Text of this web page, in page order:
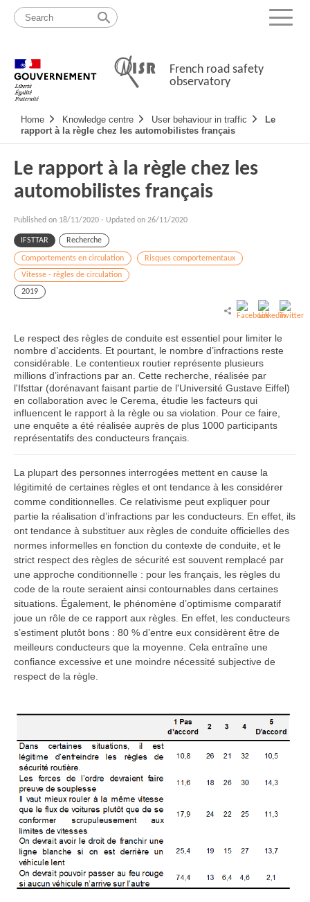
content
map
Menu
French road safety
observatory
Navigation
principale
Home Knowledge centre User behaviour in traffic
Le
rapport à la règle chez les automobilistes français
Le rapport à la règle chez les
automobilistes français
Published on 18/11/2020 - Updated on 26/11/2020
IFSTTAR Recherche
Comportements en circulation
Risques comportementaux
Vitesse - règles de circulation
2019
Le respect des règles de conduite est essentiel pour limiter le
nombre d’accidents. Et pourtant, le nombre d’infractions reste
considérable. Le contentieux routier représente plusieurs
millions d’infractions par an. Cette recherche, réalisée par
l'Ifsttar (dorénavant faisant partie de l'Université Gustave Eiffel)
en collaboration avec le Cerema, étudie les facteurs qui
influencent le rapport à la règle ou sa violation. Pour ce faire,
une enquête a été réalisée auprès de plus 1000 participants
représentatifs des conducteurs français.
La plupart des personnes interrogées mettent en cause la
légitimité de certaines règles et ont tendance à les considérer
comme conditionnelles. Ce relativisme peut expliquer pour
partie la réalisation d’infractions par les conducteurs. En effet, ils
ont tendance à substituer aux règles de conduite officielles des
normes informelles en fonction du contexte de conduite, et le
strict respect des règles de sécurité est souvent remplacé par
une approche conditionnelle : pour les français, les règles du
code de la route seraient ainsi contournables dans certaines
situations. Également, le phénomène d’optimisme comparatif
joue un rôle de ce rapport aux règles. En effet, les conducteurs
s’estiment plutôt bons : 80 % d’entre eux considèrent être de
meilleurs conducteurs que la moyenne. Cela entraîne une
confiance excessive et une moindre nécessité subjective de
respect de la règle.